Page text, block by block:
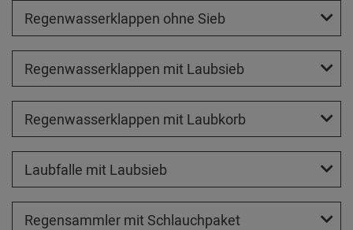
Regenwasserklappen ohne Sieb
Regenwasserklappen mit Laubsieb
Regenwasserklappen mit Laubkorb
Laubfalle mit Laubsieb
Regensammler mit Schlauchpaket